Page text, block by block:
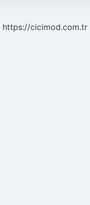
https://cicimod.com.tr